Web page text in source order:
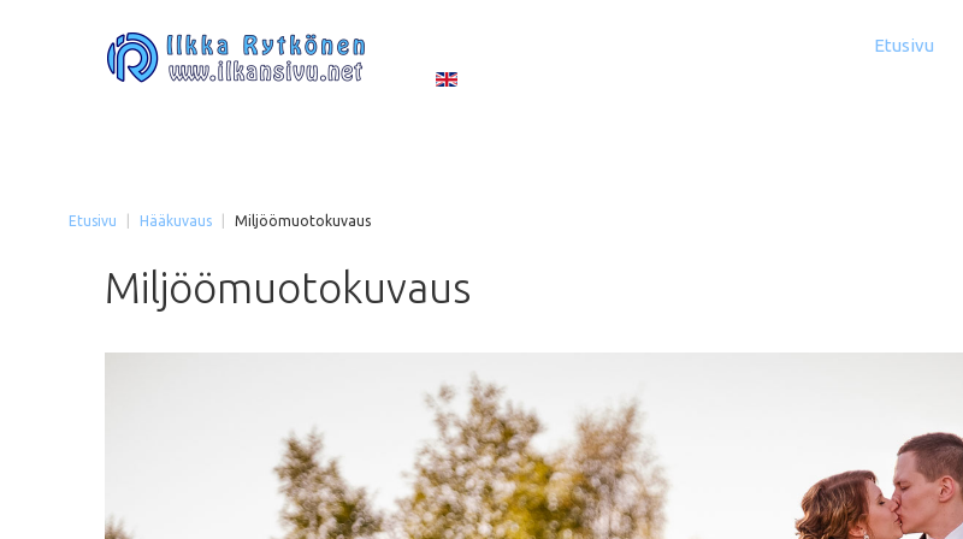
Etusivu
Etusivu Hääkuvaus Miljöömuotokuvaus
Miljöömuotokuvaus